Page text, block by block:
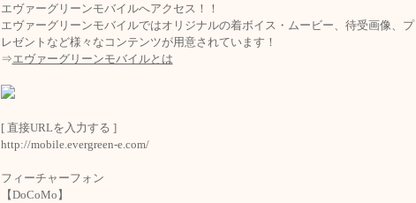
エヴァーグリーンモバイルへアクセス！！
エヴァーグリーンモバイルではオリジナルの着ボイス・ムービー、待受画像、プ
レゼントなど様々なコンテンツが用意されています！
⇒エヴァーグリーンモバイルとは
[ 直接URLを入力する ]
http://mobile.evergreen-e.com/
フィーチャーフォン
【DoCoMo】